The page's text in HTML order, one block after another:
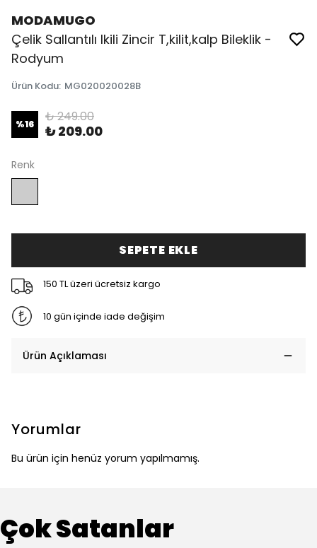
MODAMUGO
Çelik Sallantılı Ikili Zincir T,kilit,kalp Bileklik -
Rodyum
Ürün Kodu: MG020020028B
%16 ₺ 249.00
₺ 209.00
Renk
SEPETE EKLE
150 TL üzeri ücretsiz kargo
10 gün içinde iade değişim
Ürün Açıklaması
Yorumlar
Bu ürün için henüz yorum yapılmamış.
Çok Satanlar